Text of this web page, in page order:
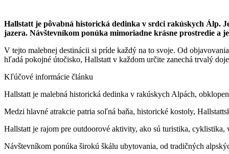
Hallstatt je pôvabná historická dedinka v srdci rakúskych Álp.
jazera. Návštevníkom ponúka mimoriadne krásne prostredie a
V tejto malebnej destinácii si príde každý na to svoje. Od
hľadá pokojné útočisko, Hallstatt v každom určite zanechá trvalý
Kľúčové informácie článku
Hallstatt je malebná historická dedinka v rakúskych Alpách,
Medzi hlavné atrakcie patria soľná baňa, historické kostoly,
Hallstatt je rajom pre outdoorové aktivity, ako sú turistika, cyklistika,
Návštevníkom ponúka širokú škálu ubytovania, od tradičných